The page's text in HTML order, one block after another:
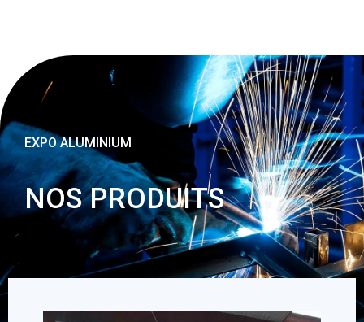
EXPO ALUMINIUM
NOS PRODUITS